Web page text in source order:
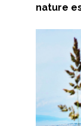
nature